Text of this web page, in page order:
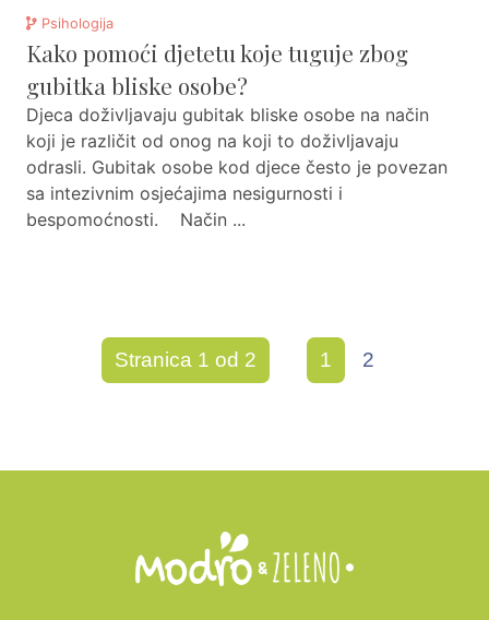
Psihologija
Kako pomoći djetetu koje tuguje zbog
gubitka bliske osobe?
Djeca doživljavaju gubitak bliske osobe na način
koji je različit od onog na koji to doživljavaju
odrasli. Gubitak osobe kod djece često je povezan
sa intezivnim osjećajima nesigurnosti i
bespomoćnosti. Način ...
Stranica 1 od 2 1 2